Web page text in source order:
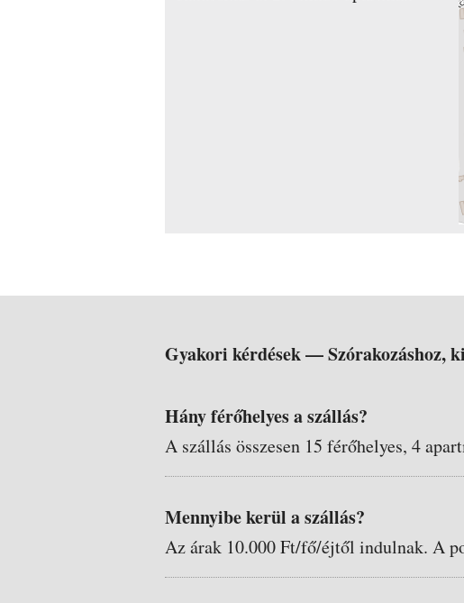
Gyakori kérdések —Szórakozáshoz,
Hány férőhelyes a szállás?
A szállás összesen 15 férőhelyes, 4
Mennyibe kerül a szállás?
Az árak 10.000 Ft/fő/éjtől indulnak. A